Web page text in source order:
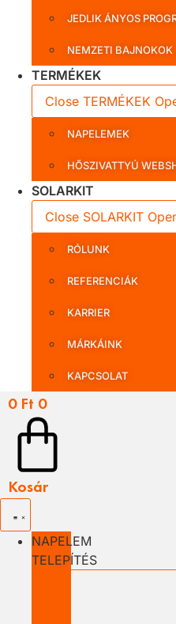
JEDLIK ÁNYOS
NEMZETI BAJNOKOK
TERMÉKEK
Close TERMÉKEK
NAPELEMEK
HŐSZIVATTYÚ
SOLARKIT
Close SOLARKIT
RÓLUNK
REFERENCIÁK
KARRIER
MÁRKÁINK
KAPCSOLAT
0 Ft 0
Kosár
NAPELEM
TELEPÍTÉS